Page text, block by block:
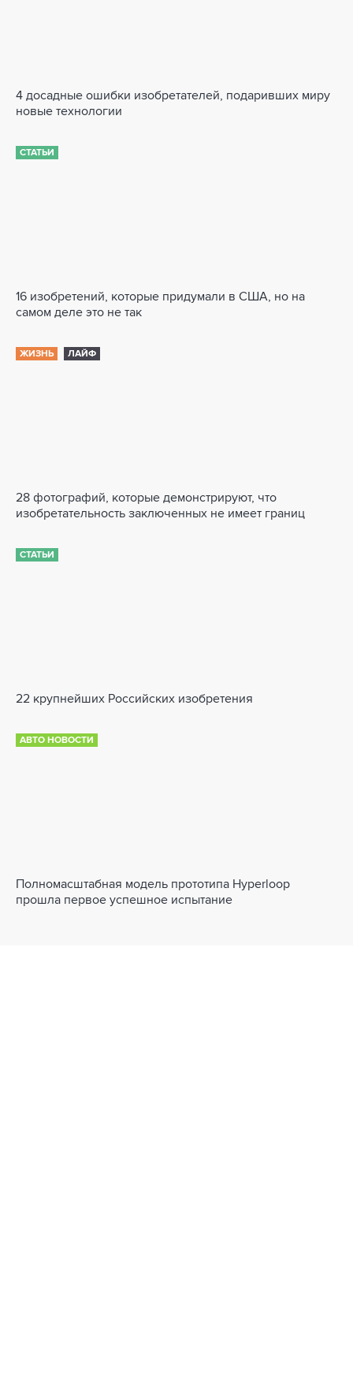
4 досадные ошибки изобретателей, подаривших миру
новые технологии
СТАТЬИ
16 изобретений, которые придумали в США, но на
самом деле это не так
ЖИЗНЬ ЛАЙФ
28 фотографий, которые демонстрируют, что
изобретательность заключенных не имеет границ
СТАТЬИ
22 крупнейших Российских изобретения
АВТО НОВОСТИ
Полномасштабная модель прототипа Hyperloop
прошла первое успешное испытание